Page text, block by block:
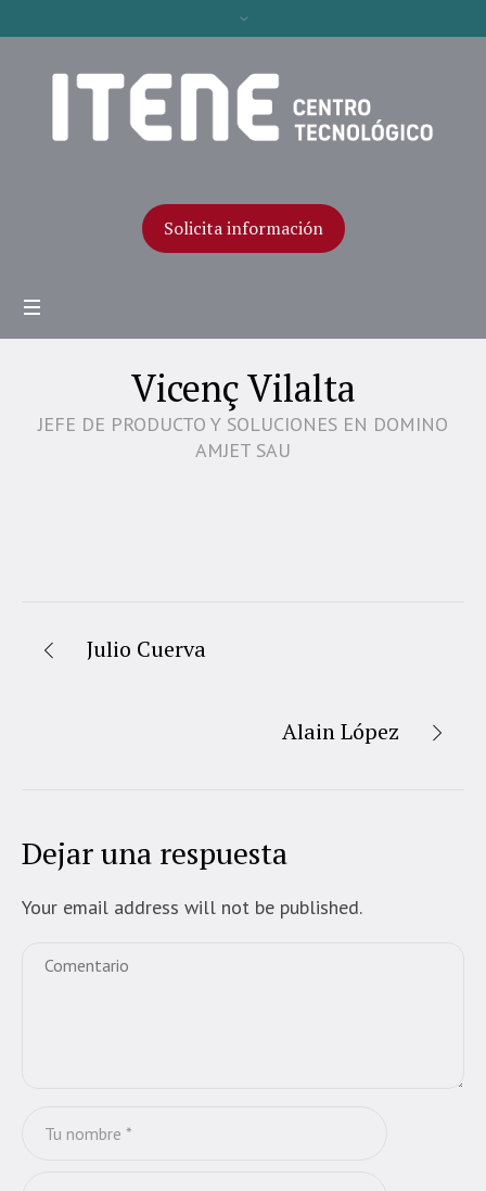
Solicita información
Vicenç Vilalta
JEFE DE PRODUCTO Y SOLUCIONES EN DOMINO
AMJET SAU
Julio Cuerva
Alain López
Dejar una respuesta
Your email address will not be published.